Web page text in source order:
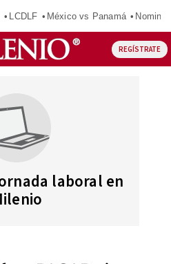
LCDLF México vs Panamá
REGÍSTRATE
laboral en